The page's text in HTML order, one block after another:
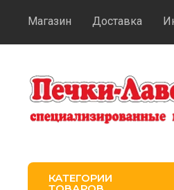
Магазин Доставка
КАТЕГОРИИ